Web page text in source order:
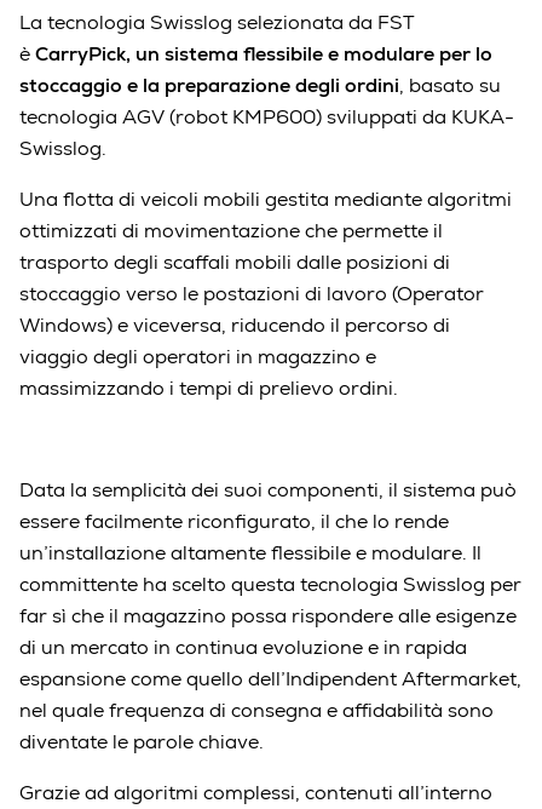
La tecnologia Swisslog selezionata da FST
èCarryPick, un sistema flessibile e modulare per lo
stoccaggio e la preparazione degli ordini, basato su
tecnologia AGV (robot KMP600) sviluppati da KUKA-
Swisslog.
Una flotta di veicoli mobili gestita mediante algoritmi
ottimizzati di movimentazione che permette il
trasporto degli scaffali mobili dalle posizioni di
stoccaggio verso le postazioni di lavoro (Operator
Windows) e viceversa, riducendo il percorso di
viaggio degli operatori in magazzino e
massimizzando i tempi di prelievo ordini.
Data la semplicità dei suoi componenti, il sistema può
essere facilmente riconfigurato, il che lo rende
un’installazione altamente flessibile e modulare. Il
committente ha scelto questa tecnologia Swisslog per
far sì che il magazzino possa rispondere alle esigenze
di un mercato in continua evoluzione e in rapida
espansione come quello dell’Indipendent Aftermarket,
nel quale frequenza di consegna e affidabilità sono
diventate le parole chiave.
Grazie ad algoritmi complessi, contenuti all’interno